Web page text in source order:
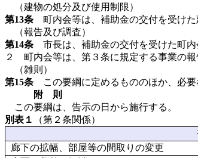
（建物の処分及び使用制限）
第13条 町内会等は、補助金の交付を受けた
（報告及び調査）
第14条 市長は、補助金の交付を受けた町内
２ 町内会等は、第３条に規定する事業の
（雑則）
第15条 この要綱に定めるもののほか、必要
附 則
この要綱は、告示の日から施行する。
別表１
（第２条関係）
廊下の拡幅、部屋等の間取りの変更